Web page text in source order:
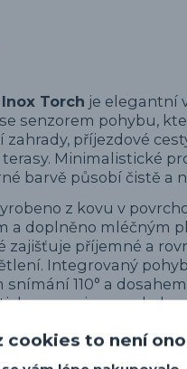
Torch je elegantní
senzorem pohybu,
příjezdové
Minimalistické
barvě působí čistě a
z kovu v
a doplněno mléčným
zajišťuje příjemné a
Integrovaný
110° a
reaguje na pohyb a
v okolí domu.
pro jednu žárovku s
cookies to není ono